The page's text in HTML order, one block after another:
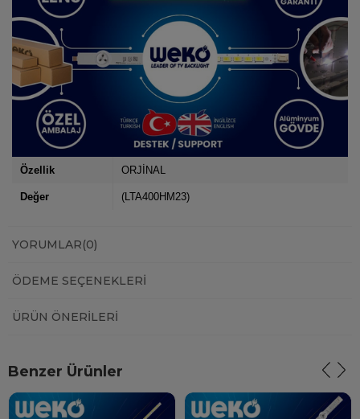
Özellik ORJİNAL
Değer (LTA400HM23)
YORUMLAR(0)
ÖDEME SEÇENEKLERI
ÜRÜN ÖNERILERI
Benzer Ürünler